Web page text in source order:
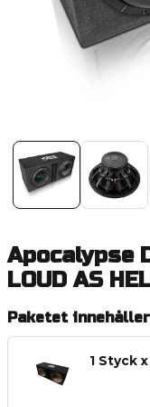
Apocalypse
LOUD AS
Paketet innehåller
1 Styck